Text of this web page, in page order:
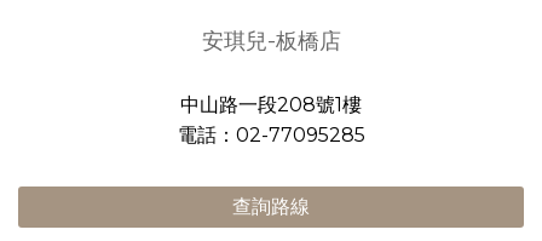
安琪兒-板橋店
中山路一段208號1樓
電話：02-77095285
查詢路線